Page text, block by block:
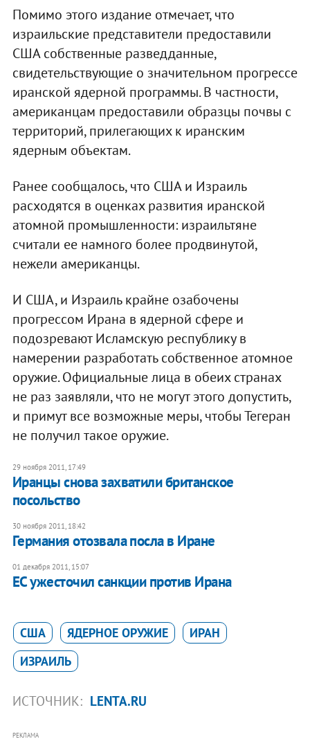
Помимо этого издание отмечает, что
израильские представители предоставили
США собственные разведданные,
свидетельствующие о значительном прогрессе
иранской ядерной программы. В частности,
американцам предоставили образцы почвы с
территорий, прилегающих к иранским
ядерным объектам.
Ранее сообщалось, что США и Израиль
расходятся в оценках развития иранской
атомной промышленности: израильтяне
считали ее намного более продвинутой,
нежели американцы.
И США, и Израиль крайне озабочены
прогрессом Ирана в ядерной сфере и
подозревают Исламскую республику в
намерении разработать собственное атомное
оружие. Официальные лица в обеих странах
не раз заявляли, что не могут этого допустить,
и примут все возможные меры, чтобы Тегеран
не получил такое оружие.
29 ноября 2011, 17:49
Иранцы снова захватили британское
посольство
30 ноября 2011, 18:42
​Германия отозвала посла в Иране
01 декабря 2011, 15:07
ЕС ужесточил санкции против Ирана
США ЯДЕРНОЕ ОРУЖИЕ
ИРАН
ИЗРАИЛЬ
ИСТОЧНИК: LENTA.RU
РЕКЛАМА